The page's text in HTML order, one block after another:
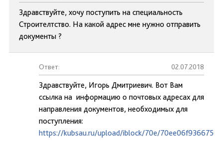
Здравствуйте, хочу поступить на специальность
Строителтство. На какой адрес мне нужно отправить
документы ?
Ответ: 02.07.2018
Здравствуйте, Игорь Дмитриевич. Вот Вам
ссылка на информацию о почтовых адресах для
направления документов, необходимых для
поступления:
https://kubsau.ru/upload/iblock/70e/